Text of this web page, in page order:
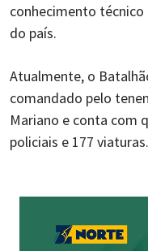
conhecimento
do país.
Atualmente, o
comandado pelo
Mariano e conta com
policiais e 177 viaturas.